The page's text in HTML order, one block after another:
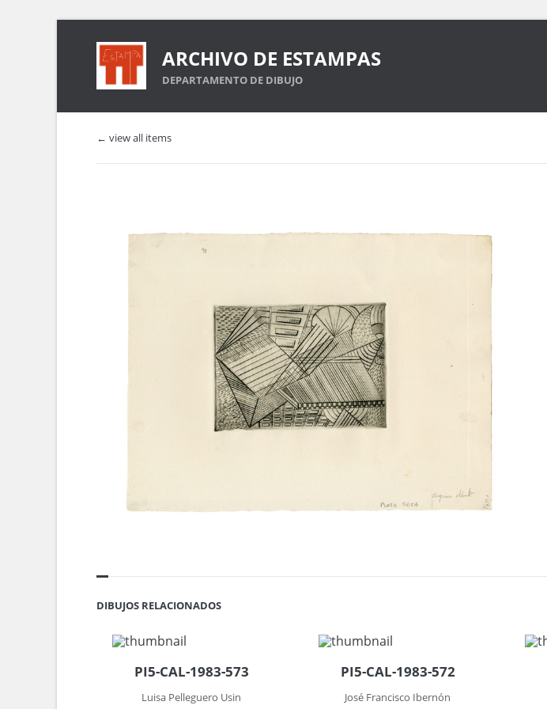
ARCHIVO DE ESTAMPAS
DEPARTAMENTO DE DIBUJO
← view all items
DIBUJOS RELACIONADOS
PI5-CAL-1983-573
Luisa Pelleguero Usin
PI5-CAL-1983-572
José Francisco Ibernón